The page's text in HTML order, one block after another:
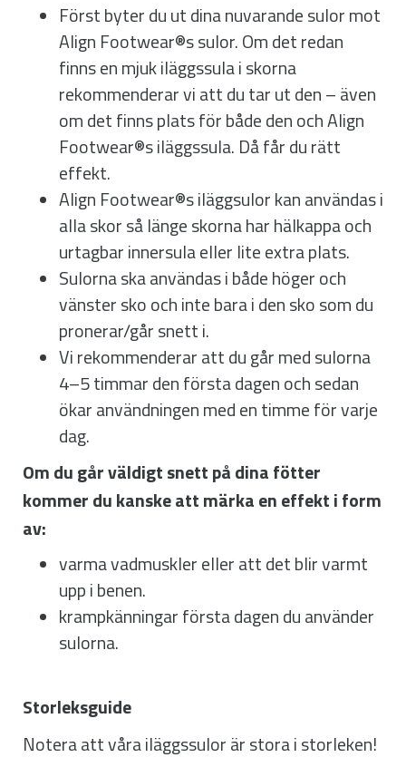
Först byter du ut dina nuvarande sulor mot
Align Footwear®s sulor. Om det redan
finns en mjuk iläggssula i skorna
rekommenderar vi att du tar ut den – även
om det finns plats för både den och Align
Footwear®s iläggssula. Då får du rätt
effekt.
Align Footwear®s iläggsulor kan användas i
alla skor så länge skorna har hälkappa och
urtagbar innersula eller lite extra plats.
Sulorna ska användas i både höger och
vänster sko och inte bara i den sko som du
pronerar/går snett i.
Vi rekommenderar att du går med sulorna
4–5 timmar den första dagen och sedan
ökar användningen med en timme för varje
dag.
Om du går väldigt snett på dina fötter
kommer du kanske att märka en effekt i form
av:
varma vadmuskler eller att det blir varmt
upp i benen.
krampkänningar första dagen du använder
sulorna.
Storleksguide
Notera att våra iläggssulor är stora i storleken!